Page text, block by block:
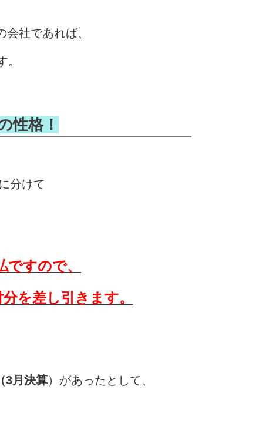
社であれば、
性格！
分けて
すので、
を差し引きます。
3月決算）があったとして、